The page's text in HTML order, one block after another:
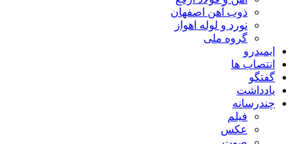
ذوب آهن اصفهان
نورد و لوله اهواز
گروه ملی
ایمیدرو
انتصاب ها
گفتگو
یادداشت
چندرسانه
فیلم
عکس